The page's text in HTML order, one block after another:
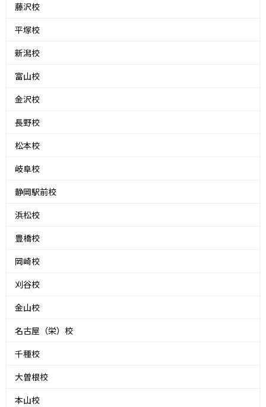
藤沢校
平塚校
新潟校
富山校
金沢校
長野校
松本校
岐阜校
静岡駅前校
浜松校
豊橋校
岡崎校
刈谷校
金山校
名古屋（栄）校
千種校
大曽根校
本山校